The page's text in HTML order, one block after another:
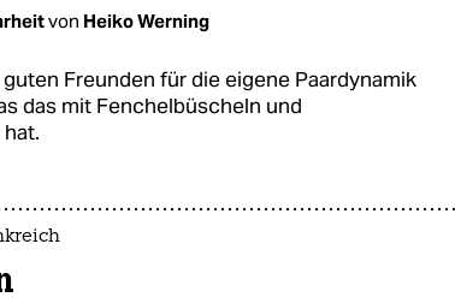
von Heiko Werning
Freunden für die eigene Paardynamik
das mit Fenchelbüscheln und